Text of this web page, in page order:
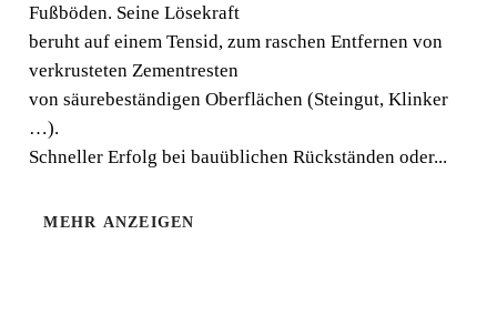
Fußböden. Seine Lösekraft
beruht auf einem Tensid, zum raschen Entfernen von
verkrusteten Zementresten
von säurebeständigen Oberflächen (Steingut, Klinker
…).
Schneller Erfolg bei bauüblichen Rückständen oder...
MEHR ANZEIGEN